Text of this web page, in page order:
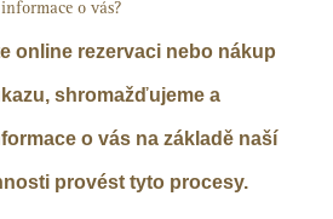
informace o vás?
online rezervaci nebo nákup
shromažďujeme a
o vás na základě naší
provést tyto procesy.